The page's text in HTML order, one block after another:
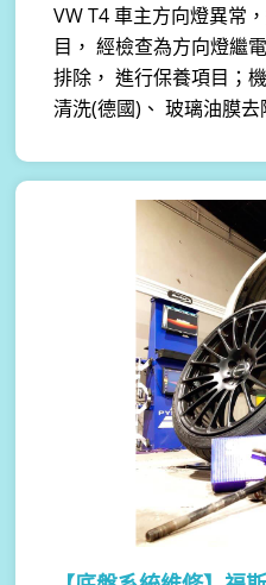
VW T4 車主方向燈異常
目， 經檢查為方向燈繼
排除， 進行保養項目；
清洗(德國)、 玻璃油膜